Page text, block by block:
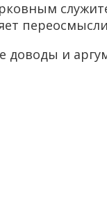
доводы и